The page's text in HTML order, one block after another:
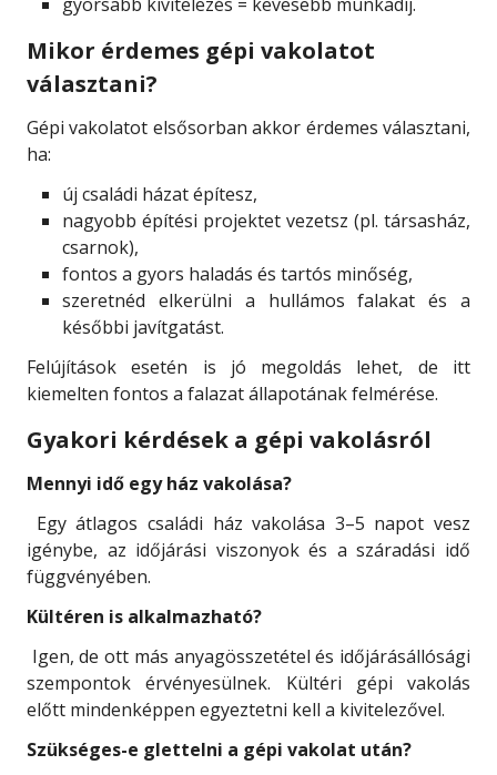
Mikor érdemes gépi vakolatot
választani?
Gépi vakolatot elsősorban akkor érdemes választani,
ha:
új családi házat építesz,
nagyobb építési projektet vezetsz (pl. társasház,
csarnok),
fontos a gyors haladás és tartós minőség,
szeretnéd elkerülni a hullámos falakat és a
későbbi javítgatást.
Felújítások esetén is jó megoldás lehet, de itt
kiemelten fontos a falazat állapotának felmérése.
Gyakori kérdések a gépi vakolásról
Mennyi idő egy ház vakolása?
Egy átlagos családi ház vakolása 3–5 napot vesz
igénybe, az időjárási viszonyok és a száradási idő
függvényében.
Kültéren is alkalmazható?
Igen, de ott más anyagösszetétel és időjárásállósági
szempontok érvényesülnek. Kültéri gépi vakolás
előtt mindenképpen egyeztetni kell a kivitelezővel.
Szükséges-e glettelni a gépi vakolat után?